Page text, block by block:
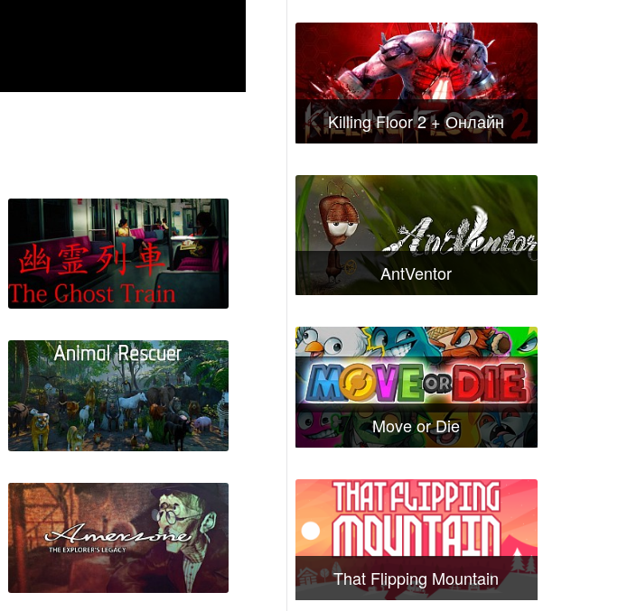
Animal Rescuer
Killing Floor 2 + Онлайн
AntVentor
Move or Die
That Flipping Mountain